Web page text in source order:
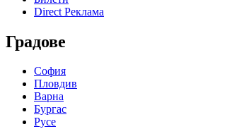
Direct Реклама
Градове
София
Пловдив
Варна
Бургас
Русе